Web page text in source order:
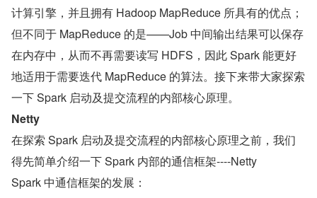
计算引擎，并且拥有 Hadoop MapReduce 所具有的优点；
但不同于 MapReduce 的是——Job 中间输出结果可以保存
在内存中，从而不再需要读写 HDFS，因此 Spark 能更好
地适用于需要迭代 MapReduce 的算法。接下来带大家探索
一下 Spark 启动及提交流程的内部核心原理。
Netty
在探索 Spark 启动及提交流程的内部核心原理之前，我们
得先简单介绍一下 Spark 内部的通信框架----Netty
Spark 中通信框架的发展：